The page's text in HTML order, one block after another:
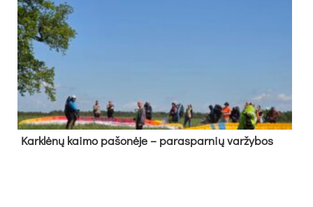
Kark­lė­nų kai­mo pa­šo­nė­je – pa­ras­par­nių var­žy­bos